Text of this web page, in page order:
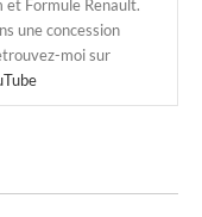
et Formule Renault.
une concession
moi sur